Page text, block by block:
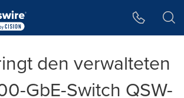
den verwalteten
GbE-Switch QSW-